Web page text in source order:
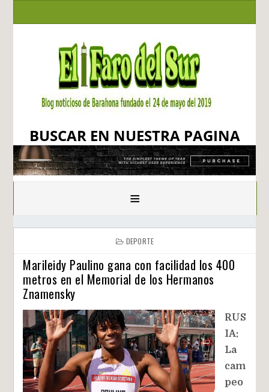
BUSCAR EN NUESTRA PAGINA
≡
DEPORTE
Marileidy Paulino gana con facilidad los 400
metros en el Memorial de los Hermanos
Znamensky
RUS
IA:
La
cam
peo